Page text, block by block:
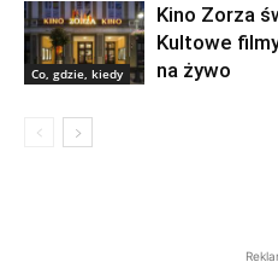
Co, gdzie, kiedy
Kino Zorza
Kultowe
na żywo